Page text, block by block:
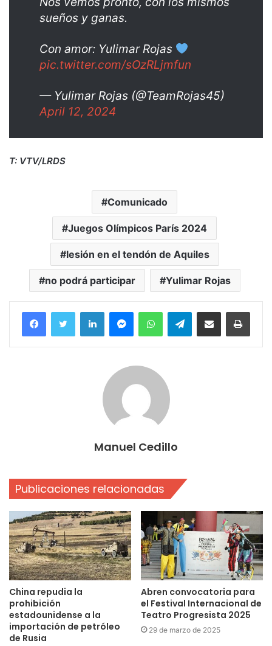
sueños y ganas.
Con amor: Yulimar Rojas
pic.twitter.com/sOzRLjmfun
— Yulimar Rojas (@TeamRojas45)
April 12, 2024
T: VTV/LRDS
Comunicado
Juegos Olímpicos París 2024
lesión en el tendón de Aquiles
no podrá participar Yulimar Rojas
FacebookTwitter LinkedInMessengerWhatsAppTelegramCompartir por correo electrónico
Manuel Cedillo
Publicaciones relacionadas
China repudia la
prohibición
estadounidense a la
importación de petróleo
de Rusia
Abren convocatoria para
el Festival Internacional de
Teatro Progresista 2025
29 de marzo de 2025